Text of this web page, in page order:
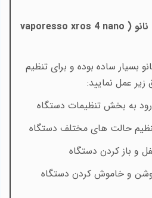
vaporesso xros 4 nano
کردن با پاد اکسروس 4 نانو بسیار ساده بوده و برای تنظیم
زیر عمل نمایید:
به بخش تنظیمات دستگاه
حالت های مختلف دستگاه
و باز کردن دستگاه
و خاموش کردن دستگاه